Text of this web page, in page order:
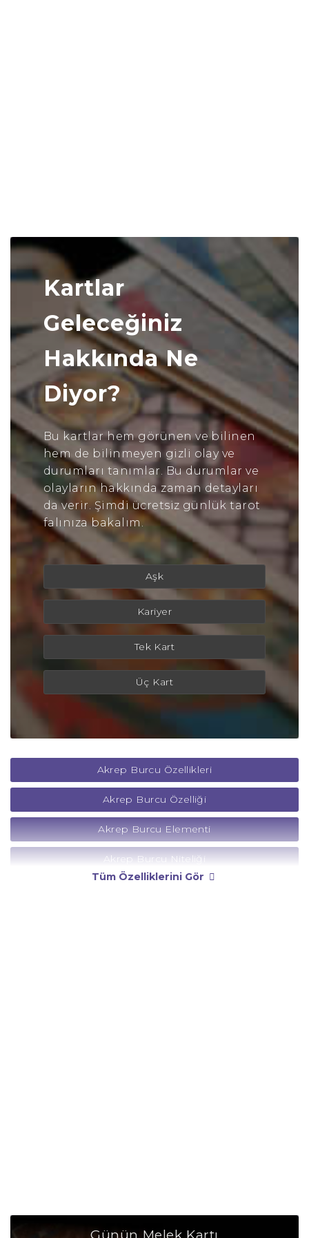
Kartlar
Geleceğiniz
Hakkında Ne
Diyor?
Bu kartlar hem görünen ve bilinen
hem de bilinmeyen gizli olay ve
durumları tanımlar. Bu durumlar ve
olayların hakkında zaman detayları
da verir. Şimdi ücretsiz günlük tarot
falınıza bakalım.
Aşk
Kariyer
Tek Kart
Üç Kart
Akrep Burcu Özellikleri
Akrep Burcu Özelliği
Akrep Burcu Elementi
Akrep Burcu Niteliği
Akrep Burcu Olumlu Yönleri
Tüm Özelliklerini Gör